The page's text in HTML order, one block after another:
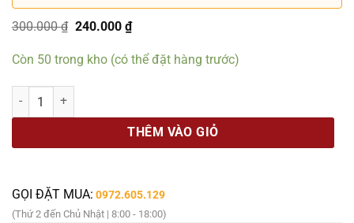
300.000₫ Giá
300.000 ₫.
240.000 ₫Giá
tại
là:
Còn 50 trong kho (có thể đặt hàng trước)
CHÍ SĨ NGUYỄN KHẮC CẦN TRONG PHONG TRÀO YÊU NƯỚC
THÊM VÀO GIỎ
GỌI ĐẶT MUA: 0972.605.129
(Thứ 2 đến Chủ Nhật | 8:00 - 18:00)